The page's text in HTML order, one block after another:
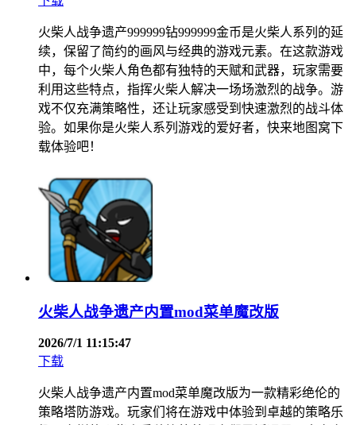
火柴人战争遗产999999钻999999金币是火柴人系列的延
续，保留了简约的画风与经典的游戏元素。在这款游戏
中，每个火柴人角色都有独特的天赋和武器，玩家需要
利用这些特点，指挥火柴人解决一场场激烈的战争。游
戏不仅充满策略性，还让玩家感受到快速激烈的战斗体
验。如果你是火柴人系列游戏的爱好者，快来地图窝下
载体验吧！
火柴人战争遗产内置mod菜单魔改版
2026/7/1 11:15:47
下载
火柴人战争遗产内置mod菜单魔改版为一款精彩绝伦的
策略塔防游戏。玩家们将在游戏中体验到卓越的策略乐